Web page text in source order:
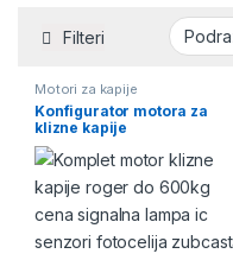
Filteri
Motori za kapije
Konfigurator motora za
klizne kapije